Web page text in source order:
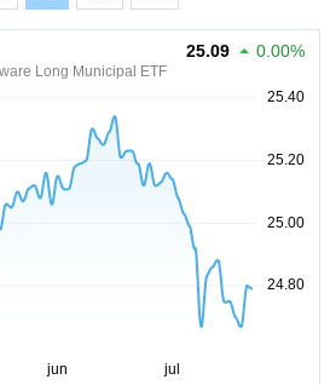
Long Municipal ETF
25.09 0.00%